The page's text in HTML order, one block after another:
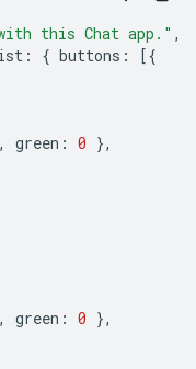
this Chat app." ,
: { buttons :
[{
, green : 0 },
, green : 0 },